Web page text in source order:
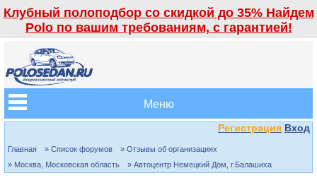
Клубный полоподбор со скидкой до 35% Найдем
Polo по вашим требованиям, с гарантией!
Меню
Регистрация Вход
Главная » Список форумов
» Отзывы об организациях
» Москва, Московская область
» Автоцентр Немецкий Дом, г.Балашиха